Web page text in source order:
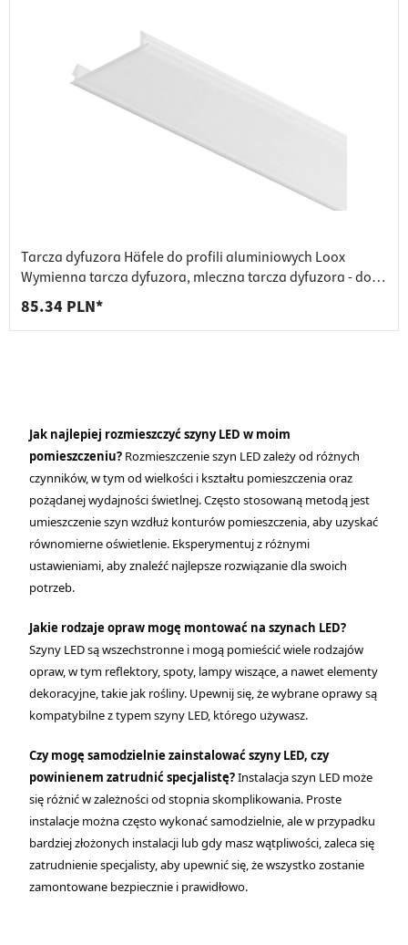
Tarcza dyfuzora Häfele do profili aluminiowych Loox
Wymienna tarcza dyfuzora, mleczna tarcza dyfuzora - do
włożenia
85.34 PLN*
Jak najlepiej rozmieszczyć szyny LED w moim
pomieszczeniu? Rozmieszczenie szyn LED zależy od różnych
czynników, w tym od wielkości i kształtu pomieszczenia oraz
pożądanej wydajności świetlnej. Często stosowaną metodą jest
umieszczenie szyn wzdłuż konturów pomieszczenia, aby uzyskać
równomierne oświetlenie. Eksperymentuj z różnymi
ustawieniami, aby znaleźć najlepsze rozwiązanie dla swoich
potrzeb.
Jakie rodzaje opraw mogę montować na szynach LED?
Szyny LED są wszechstronne i mogą pomieścić wiele rodzajów
opraw, w tym reflektory, spoty, lampy wiszące, a nawet elementy
dekoracyjne, takie jak rośliny. Upewnij się, że wybrane oprawy są
kompatybilne z typem szyny LED, którego używasz.
Czy mogę samodzielnie zainstalować szyny LED, czy
powinienem zatrudnić specjalistę?Instalacja szyn LED może
się różnić w zależności od stopnia skomplikowania. Proste
instalacje można często wykonać samodzielnie, ale w przypadku
bardziej złożonych instalacji lub gdy masz wątpliwości, zaleca się
zatrudnienie specjalisty, aby upewnić się, że wszystko zostanie
zamontowane bezpiecznie i prawidłowo.